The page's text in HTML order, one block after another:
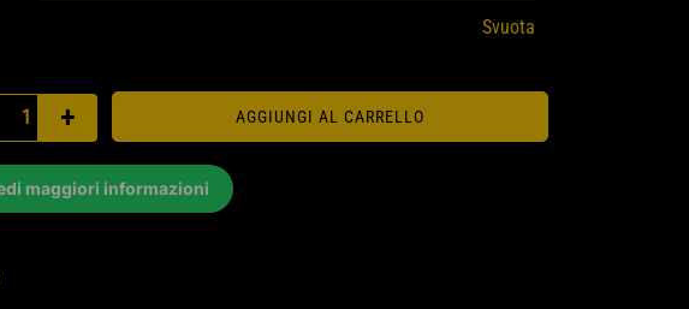
Svuota
+ AGGIUNGI AL CARRELLO
maggiori informazioni